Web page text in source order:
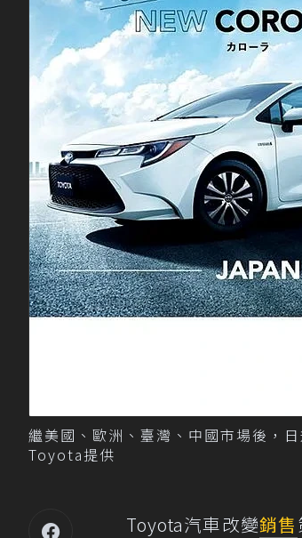
繼美國、歐洲、臺灣、中國市場後
Toyota提供
Toyota汽車改變銷售